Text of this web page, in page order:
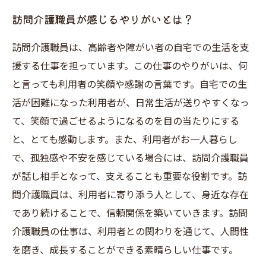
訪問介護職員が感じるやりがいとは？
訪問介護職員は、高齢者や障がい者の自宅での生活を支
援する仕事を担っています。この仕事のやりがいは、何
と言っても利用者の笑顔や感謝の言葉です。自宅での生
活が困難になった利用者が、日常生活が送りやすくなっ
て、笑顔で過ごせるようになるのを目の当たりにする
と、とても感動します。また、利用者がお一人暮らし
で、孤独感や不安を感じている場合には、訪問介護職員
が話し相手となって、支えることも重要な役割です。訪
問介護職員は、利用者に寄り添う人として、身近な存在
であり続けることで、信頼関係を築いていきます。訪問
介護職員の仕事は、利用者との関わりを通じて、人間性
を磨き、成長することができる素晴らしい仕事です。